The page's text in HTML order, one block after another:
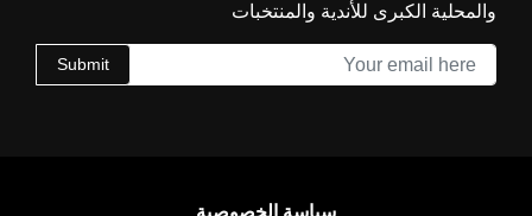
والمحلية الكبرى للأندية والمنتخبات
Submit